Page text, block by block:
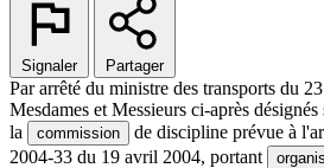
Signaler Partager
Par arrêté du ministre des transports du
Mesdames et Messieurs ci-après
la
commission de discipline prévue à
2004-33 du 19 avril 2004, portant